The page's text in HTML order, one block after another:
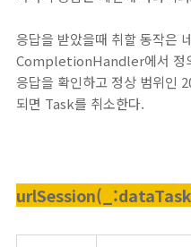
응답을 받았을때 취할 동작은
CompletionHandler에서 정
응답을 확인하고 정상 범위인
되면 Task를 취소한다.